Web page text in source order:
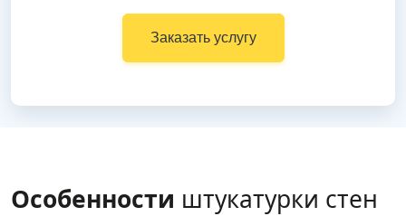
Заказать услугу
Особенности штукатурки стен